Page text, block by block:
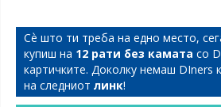
Сѐ што ти треба на едно место,
купиш на 12 рати без камата со
картичките. Доколку немаш DIners
на следниот линк!